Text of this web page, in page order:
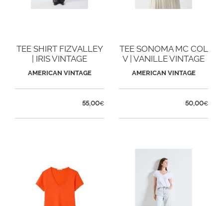
TEE SHIRT FIZVALLEY
| IRIS VINTAGE
AMERICAN VINTAGE
55,00€
TEE SONOMA MC COL
V | VANILLE VINTAGE
AMERICAN VINTAGE
50,00€